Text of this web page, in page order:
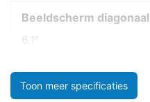
Beeldscherm diagonaal
6.1"
Toon meer specificaties